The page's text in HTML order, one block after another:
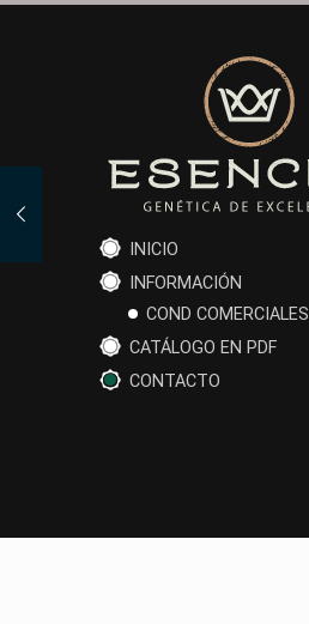
INICIO
INFORMACIÓN
COND COMERCIALES
CATÁLOGO EN PDF
CONTACTO